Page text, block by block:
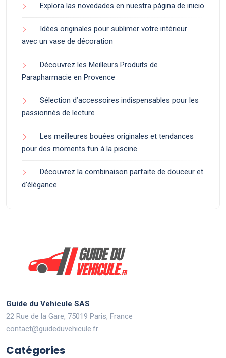
Explora las novedades en nuestra página de inicio
Idées originales pour sublimer votre intérieur
avec un vase de décoration
Découvrez les Meilleurs Produits de
Parapharmacie en Provence
Sélection d’accessoires indispensables pour les
passionnés de lecture
Les meilleures bouées originales et tendances
pour des moments fun à la piscine
Découvrez la combinaison parfaite de douceur et
d’élégance
Guide du Vehicule SAS
22 Rue de la Gare, 75019 Paris, France
contact@guideduvehicule.fr
Catégories